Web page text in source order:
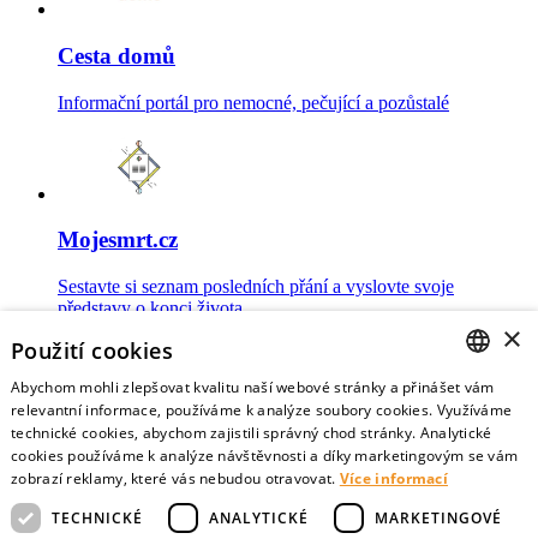
Cesta domů
Informační portál pro nemocné, pečující a pozůstalé
Mojesmrt.cz
Sestavte si seznam posledních přání a vyslovte svoje
představy o konci života
Data o umírání
Nejnovější data o postojích veřejnosti a zdravotníků k umírání
CZECH
ENGLISH
×
Použití cookies
Abychom mohli zlepšovat kvalitu naší webové stránky a přinášet vám
relevantní informace, používáme k analýze soubory cookies. Využíváme
technické cookies, abychom zajistili správný chod stránky. Analytické
cookies používáme k analýze návštěvnosti a díky marketingovým se vám
zobrazí reklamy, které vás nebudou otravovat. Více informací
TECHNICKÉ
ANALYTICKÉ MARKETINGOVÉ